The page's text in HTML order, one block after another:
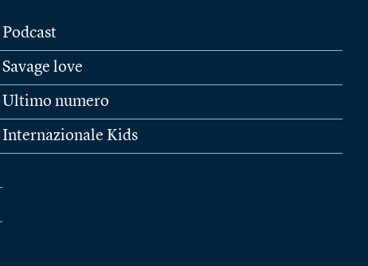
Podcast
Savage love
Ultimo numero
Internazionale Kids